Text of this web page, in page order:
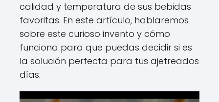
calidad y temperatura de sus bebidas
favoritas. En este artículo, hablaremos
sobre este curioso invento y cómo
funciona para que puedas decidir si es
la solución perfecta para tus ajetreados
días.